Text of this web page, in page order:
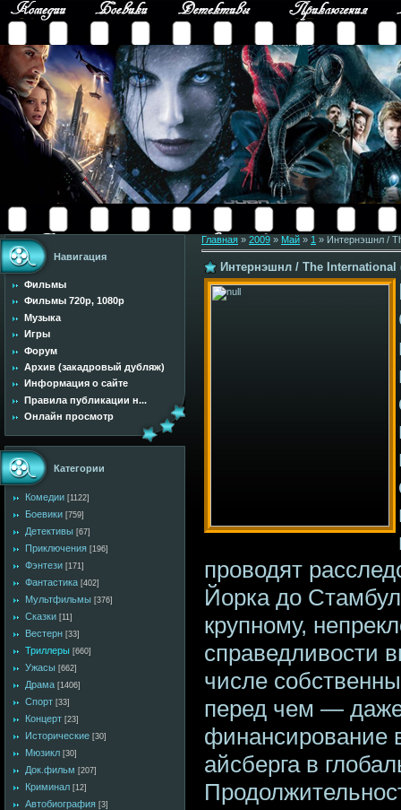
Навигация
Фильмы
Фильмы 720p, 1080p
Музыка
Игры
Форум
Архив (закадровый дубляж)
Информация о сайте
Правила публикации н...
Онлайн просмотр
Категории
Комедии [1122]
Боевики [759]
Детективы [67]
Приключения [196]
Фэнтези [171]
Фантастика [402]
Мультфильмы [376]
Сказки [11]
Вестерн [33]
Триллеры [660]
Ужасы [662]
Драма [1406]
Спорт [33]
Концерт [23]
Исторические [30]
Мюзикл [30]
Док.фильм [207]
Криминал [12]
Автобиография [3]
Главная » 2009 » Май » 1 » Интернэшнл /
Интернэшнл / The International
проводят
Йорка до
крупному,
справедливости
числе
перед чем —
финансирование
айсберга в